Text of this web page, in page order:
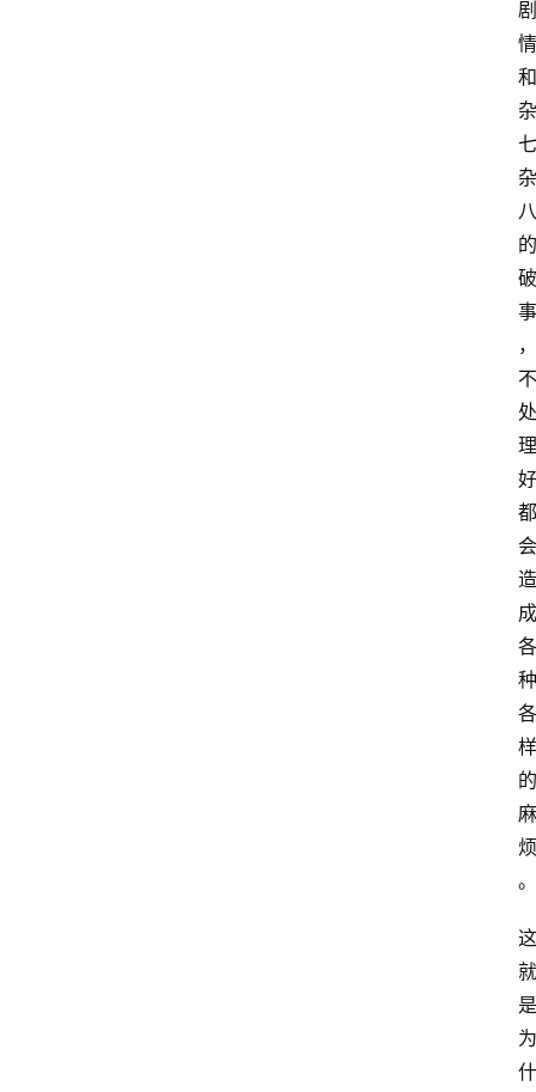
剧
情
和
杂
七
杂
八
的
破
事
，
不
处
理
好
都
会
造
成
各
种
各
样
的
麻
烦
。
这
就
是
为
什